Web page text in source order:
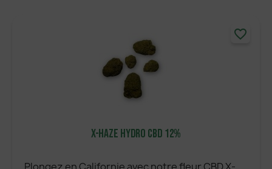
AJOUTER
X-Haze Hydro CBD 12%
favorite_border